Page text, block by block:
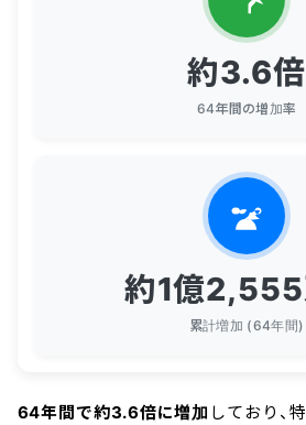
約3.6倍
64年間の増加率
約1億2,555
累計増加 (64年間)
64年間で約3.6倍に増加 しており、